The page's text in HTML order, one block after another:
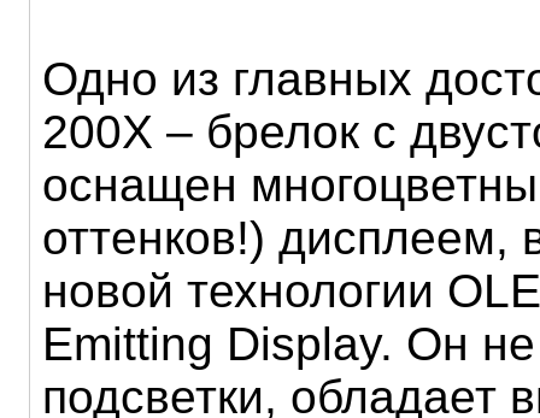
Одно из главных
200X – брелок с
оснащен
оттенков!)
новой технологии
Emitting Display. Он не
подсветки, обладает